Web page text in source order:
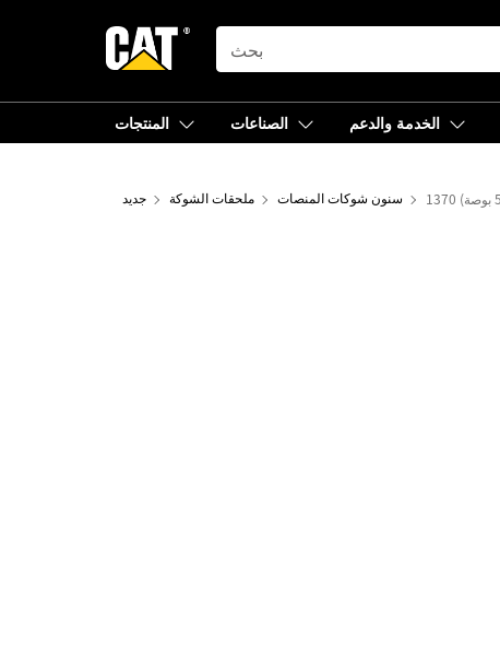
SEARCH
المنتجات الصناعات الخدمة والدعم
جديد ملحقات الشوكة سنون شوكات المنصات